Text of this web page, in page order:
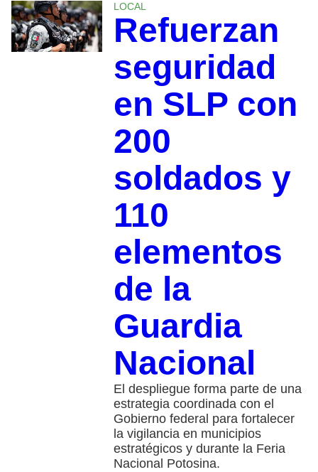
LOCAL
Refuerzan
seguridad
en SLP con
200
soldados y
110
elementos
de la
Guardia
Nacional
El despliegue forma parte de una
estrategia coordinada con el
Gobierno federal para fortalecer
la vigilancia en municipios
estratégicos y durante la Feria
Nacional Potosina.